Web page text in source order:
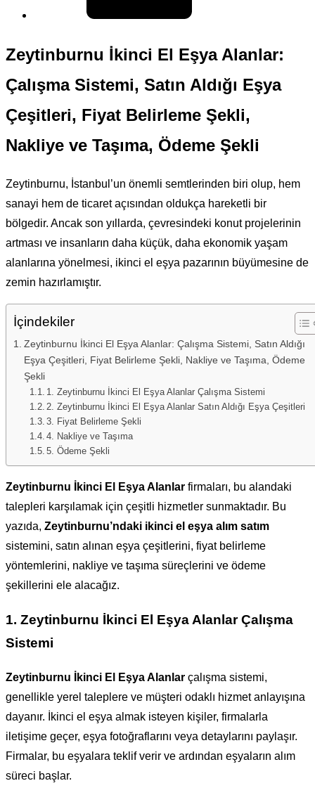
Zeytinburnu İkinci El Eşya Alanlar:
Çalışma Sistemi, Satın Aldığı Eşya
Çeşitleri, Fiyat Belirleme Şekli,
Nakliye ve Taşıma, Ödeme Şekli
Zeytinburnu, İstanbul’un önemli semtlerinden biri olup, hem
sanayi hem de ticaret açısından oldukça hareketli bir
bölgedir. Ancak son yıllarda, çevresindeki konut projelerinin
artması ve insanların daha küçük, daha ekonomik yaşam
alanlarına yönelmesi, ikinci el eşya pazarının büyümesine de
zemin hazırlamıştır.
İçindekiler
Zeytinburnu İkinci El Eşya Alanlar: Çalışma Sistemi, Satın Aldığı
Eşya Çeşitleri, Fiyat Belirleme Şekli, Nakliye ve Taşıma, Ödeme
Şekli
1. Zeytinburnu İkinci El Eşya Alanlar Çalışma Sistemi
2. Zeytinburnu İkinci El Eşya Alanlar Satın Aldığı Eşya Çeşitleri
3. Fiyat Belirleme Şekli
4. Nakliye ve Taşıma
5. Ödeme Şekli
Zeytinburnu İkinci El Eşya Alanlar firmaları, bu alandaki
talepleri karşılamak için çeşitli hizmetler sunmaktadır. Bu
yazıda, Zeytinburnu’ndaki ikinci el eşya alım satım
sistemini, satın alınan eşya çeşitlerini, fiyat belirleme
yöntemlerini, nakliye ve taşıma süreçlerini ve ödeme
şekillerini ele alacağız.
1. Zeytinburnu İkinci El Eşya AlanlarÇalışma
Sistemi
Zeytinburnu İkinci El Eşya Alanlar çalışma sistemi,
genellikle yerel taleplere ve müşteri odaklı hizmet anlayışına
dayanır. İkinci el eşya almak isteyen kişiler, firmalarla
iletişime geçer, eşya fotoğraflarını veya detaylarını paylaşır.
Firmalar, bu eşyalara teklif verir ve ardından eşyaların alım
süreci başlar.